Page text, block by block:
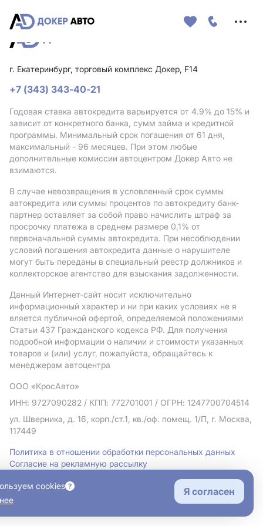
г. Екатеринбург, торговый комплекс Докер, F14
+7 (343) 343-40-21
Годовая ставка автокредита варьируется от 4.9% до 15% и
зависит от конкретного банка, сумм займа и кредитной
программы. Минимальный срок погашения от 61 дня,
максимальный - 96 месяцев. При этом любые
дополнительные комиссии автоцентром Докер Авто не
взимаются.
В случае невозвращения в условленный срок суммы
автокредита или суммы процентов по автокредиту банк-
партнер оставляет за собой право начислить штраф за
просрочку платежа в среднем размере 0,1% от
первоначальной суммы автокредита. При несоблюдении
условий погашения автокредита данные о нарушителе
могут быть переданы в специальный реестр должников и
коллекторское агентство для взыскания задолженности.
Данный Интернет-сайт носит исключительно
информационный характер и ни при каких условиях не я
вляется публичной офертой, определяемой положениями
Статьи 437 Гражданского кодекса РФ. Для получения
подробной информации о наличии и стоимости указанных
товаров и (или) услуг, пожалуйста, обращайтесь к
менеджерам автоцентра
ООО «КросАвто»
ИНН: 9727090282 / КПП: 772701001 / ОГРН: 1247700704514
ул. Шверника, д. 16, корп./ст.1, кв./оф. помещ. 1/П, г. Москва,
117449
Политика в отношении обработки персональных данных
Согласие на рекламную рассылку
cookies
Я согласен